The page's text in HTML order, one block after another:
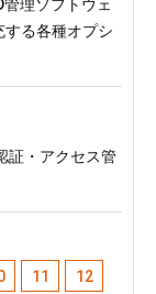
理ソフトウェ
する各種オプシ
証・アクセス管
11 12